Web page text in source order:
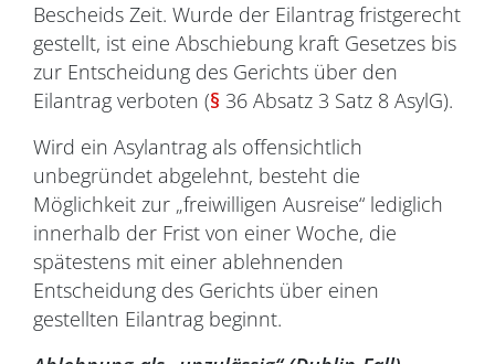
Bescheids Zeit. Wurde der Eilantrag fristgerecht
gestellt, ist eine Abschiebung kraft Gesetzes bis
zur Entscheidung des Gerichts über den
Eilantrag verboten (§ 36 Absatz 3 Satz 8 AsylG).
Wird ein Asylantrag als offensichtlich
unbegründet abgelehnt, besteht die
Möglichkeit zur „freiwilligen Ausreise“ lediglich
innerhalb der Frist von einer Woche, die
spätestens mit einer ablehnenden
Entscheidung des Gerichts über einen
gestellten Eilantrag beginnt.